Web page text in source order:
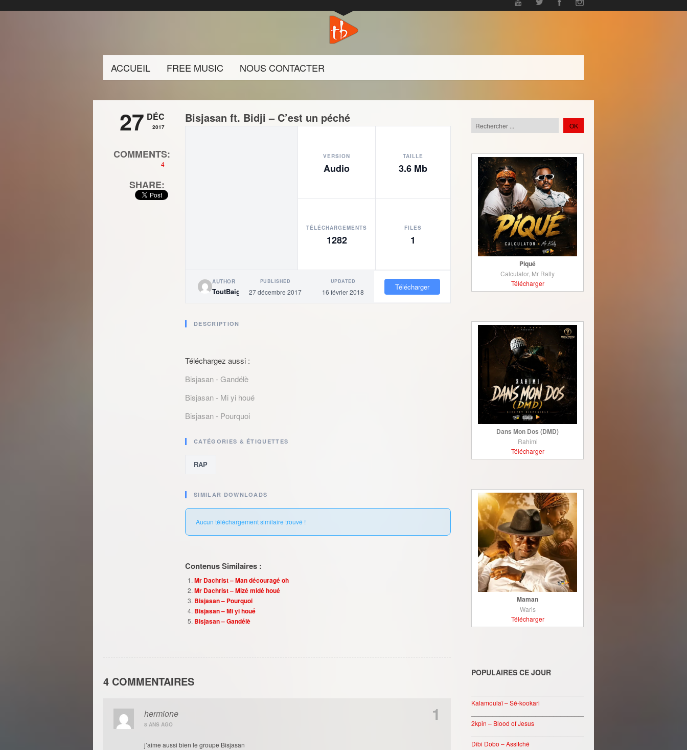
ACCUEIL FREE MUSIC NOUS CONTACTER
27 DÉC
2017
COMMENTS:
4
SHARE:
Bisjasan ft. Bidji – C’est un péché
VERSION
Audio
TAILLE
3.6 Mb
TÉLÉCHARGEMENTS
1282
FILES
1
AUTHOR
ToutBaigne
PUBLISHED
27 décembre 2017
UPDATED
16 février 2018
Télécharger
DESCRIPTION
Téléchargez aussi :
Bisjasan - Gandélè
Bisjasan - Mi yi houé
Bisjasan - Pourquoi
CATÉGORIES & ÉTIQUETTES
RAP
SIMILAR DOWNLOADS
Aucun téléchargement similaire trouvé !
Contenus Similaires :
Mr Dachrist – Man découragé oh
Mr Dachrist – Mizé midé houé
Bisjasan – Pourquoi
Bisjasan – Mi yi houé
Bisjasan – Gandélè
4 COMMENTAIRES
hermione
8 ANS AGO
j’aime aussi bien le groupe Bisjasan
1
Piqué
Calculator, Mr Rally
Télécharger
Dans Mon Dos (DMD)
Rahimi
Télécharger
Maman
Waris
Télécharger
POPULAIRES CE JOUR
Kalamoulaï – Sé-kookari
2kpin – Blood of Jesus
Dibi Dobo – Assitché